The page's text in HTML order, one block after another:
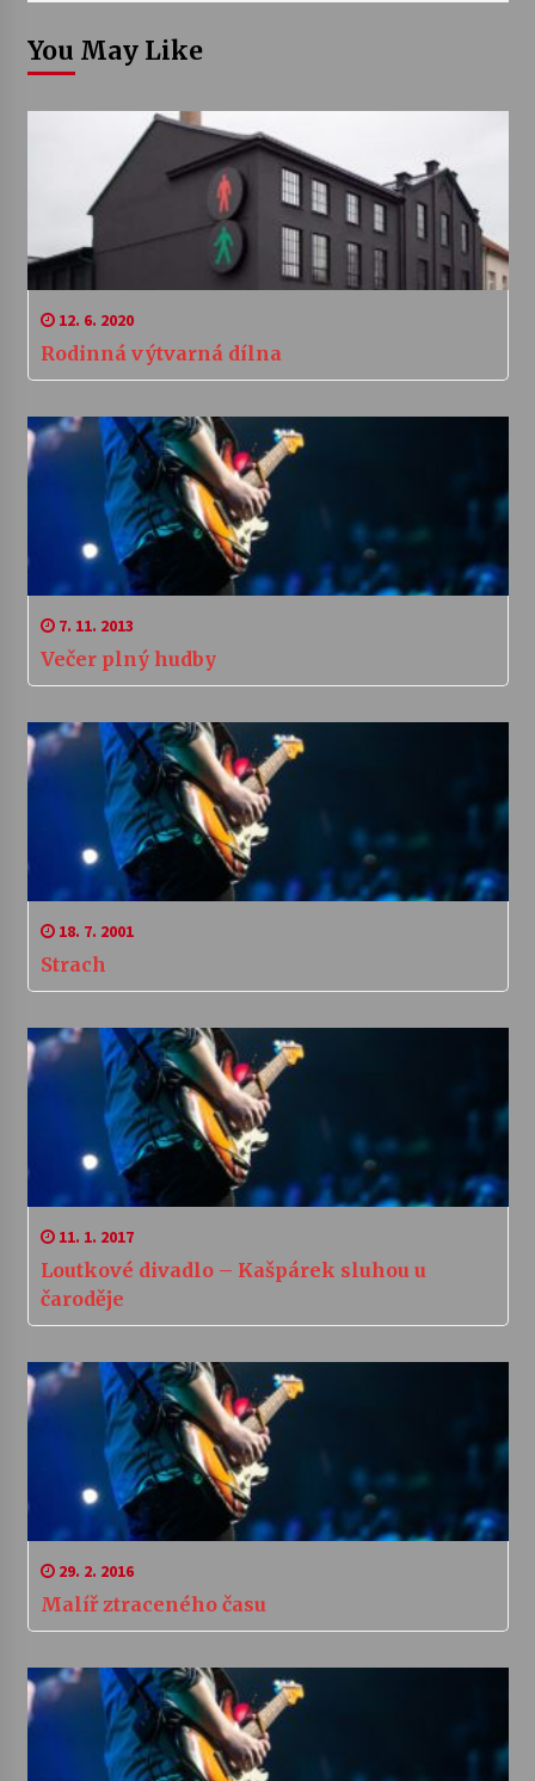
You May Like
12. 6. 2020
Rodinná výtvarná dílna
7. 11. 2013
Večer plný hudby
18. 7. 2001
Strach
11. 1. 2017
Loutkové divadlo – Kašpárek sluhou u
čaroděje
29. 2. 2016
Malíř ztraceného času